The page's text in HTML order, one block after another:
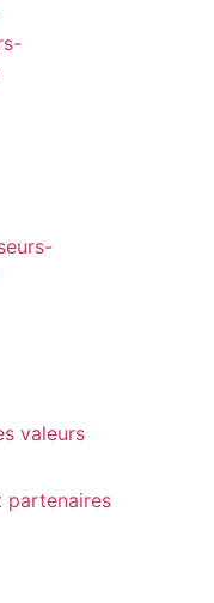
valeurs
partenaires